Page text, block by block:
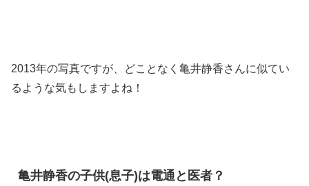
2013年の写真ですが、どことなく亀井静香さんに似てい
るような気もしますよね！
亀井静香の子供(息子)は電通と医者？